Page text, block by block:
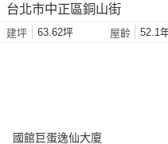
台北市中正區銅山街
建坪 63.62坪 屋齡 52.1